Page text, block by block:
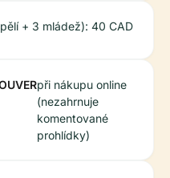
+ 3 mládež): 40 CAD
při nákupu online
(nezahrnuje
komentované
prohlídky)